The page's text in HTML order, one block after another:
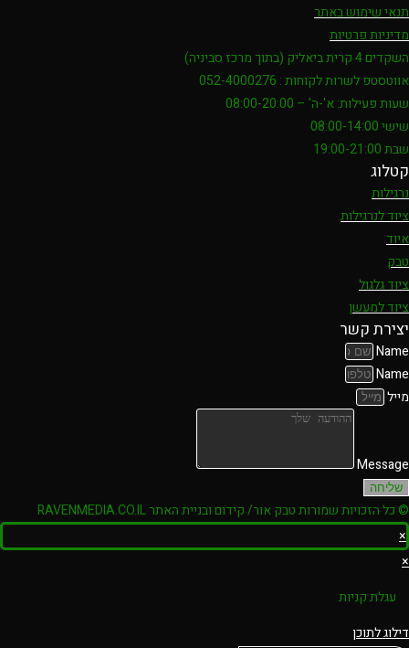
תנאי שימוש באתר
מדיניות פרטיות
השקדים 4 קרית ביאליק (בתוך מרכז סביניה)
אווטסטפ לשרות לקוחות : 052-4000276
שעות פעילות: א'-ה' – 08:00-20:00
שישי 08:00-14:00
שבת 19:00-21:00
קטלוג
נרגילות
ציוד לנרגילות
איוד
טבק
ציוד גלגול
ציוד למעשן
יצירת קשר
Name
Name
מייל
Message
שליחה
© כל הזכויות שמורות טבק אור/ קידום ובניית האתר RAVENMEDIA.CO.IL
×
×
עגלת קניות
דילוג לתוכן